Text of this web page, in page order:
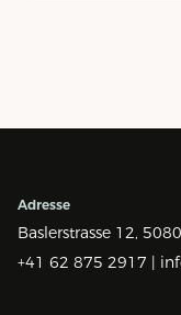
Adresse
Baslerstrasse 12,
+41 62 875 2917 |